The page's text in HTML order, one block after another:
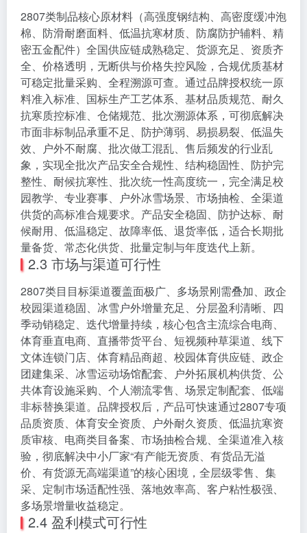
2807类制品核心原材料（高强度钢结构、高密度缓冲泡
棉、防滑耐磨面料、低温抗寒材质、防腐防护辅料、精
密五金配件）全国供应链成熟稳定、货源充足、资质齐
全、价格透明，无断供与价格失控风险，合规优质基材
可稳定批量采购、全程溯源可查。通过品牌授权统一原
料准入标准、国标生产工艺体系、基材品质规范、耐久
抗寒质控标准、仓储规范、批次溯源体系，可彻底解决
市面非标制品承重不足、防护薄弱、易损易裂、低温失
效、户外不耐腐、批次做工混乱、售后频发的行业乱
象，实现全批次产品安全合规性、结构稳固性、防护完
整性、耐候抗寒性、批次统一性高度统一，完全满足校
园教学、专业赛事、户外冰雪场景、市场抽检、全渠道
供货的高标准合规要求。产品安全稳固、防护达标、耐
候耐用、低温稳定、故障率低、退货率低，适合长期批
量备货、常态化供货、批量定制与年度迭代上新。
2.3 市场与渠道可行性
2807类目目标渠道覆盖面极广、多场景刚需叠加、政企
校园渠道稳固、冰雪户外增量充足、分层盈利清晰、四
季动销稳定、迭代增量持续，核心包含主流综合电商、
体育垂直电商、直播带货平台、短视频种草渠道、线下
文体连锁门店、体育精品商超、校园体育供应链、政企
团建集采、冰雪运动场馆配套、户外拓展机构供货、公
共体育设施采购、个人潮流零售、场景定制配套、低端
非标替换渠道。品牌授权后，产品可快速通过2807专项
品质资质、体育安全资质、户外耐久资质、低温抗寒资
质审核、电商类目备案、市场抽检合规、全渠道准入核
验，彻底解决中小厂家“有产能无资质、有货品无溢
价、有货源无高端渠道”的核心困境，全层级零售、集
采、定制市场适配性强、落地效率高、客户粘性极强、
多场景增量收益稳定。
2.4 盈利模式可行性